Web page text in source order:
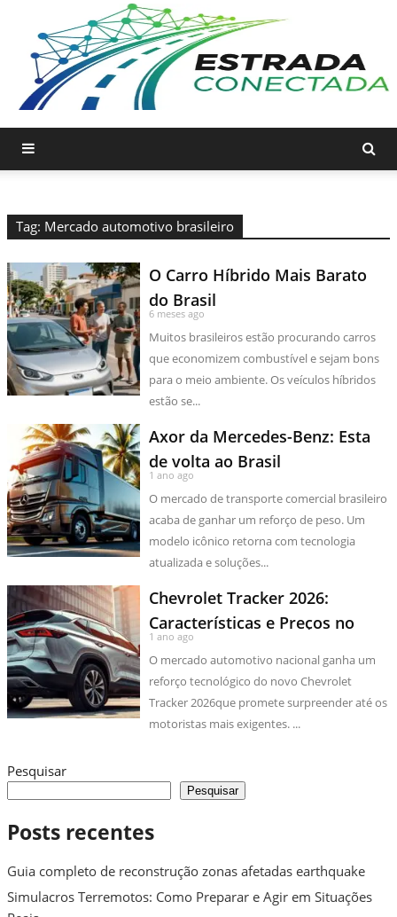
Tag: Mercado automotivo brasileiro
O Carro Híbrido Mais Barato
do Brasil
6 meses ago
Muitos brasileiros estão procurando carros
que economizem combustível e sejam bons
para o meio ambiente. Os veículos híbridos
estão se...
Axor da Mercedes-Benz: Esta
de volta ao Brasil
1 ano ago
O mercado de transporte comercial brasileiro
acaba de ganhar um reforço de peso. Um
modelo icônico retorna com tecnologia
atualizada e soluções...
Chevrolet Tracker 2026:
Características e Preços no
Brasil
1 ano ago
O mercado automotivo nacional ganha um
reforço tecnológico do novo Chevrolet
Tracker 2026que promete surpreender até os
motoristas mais exigentes. ...
Pesquisar
Pesquisar
Posts recentes
Guia completo de reconstrução zonas afetadas earthquake
Simulacros Terremotos: Como Preparar e Agir em Situações